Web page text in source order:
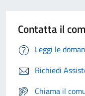
Contatta il
Leggi le
Richiedi
Chiama il